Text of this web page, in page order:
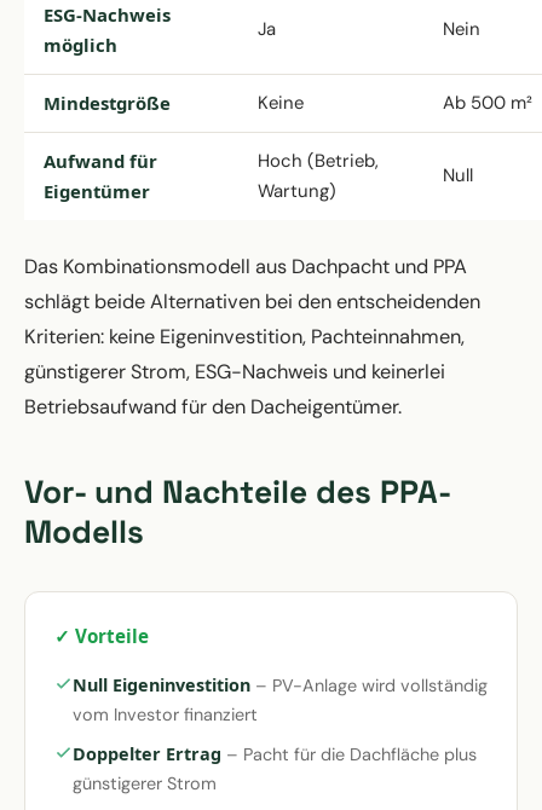
ESG-Nachweis
möglich
Ja Nein
Mindestgröße Keine Ab 500 m²
Aufwand für
Eigentümer
Hoch (Betrieb,
Wartung)
Null
Das Kombinationsmodell aus Dachpacht und PPA
schlägt beide Alternativen bei den entscheidenden
Kriterien: keine Eigeninvestition, Pachteinnahmen,
günstigerer Strom, ESG-Nachweis und keinerlei
Betriebsaufwand für den Dacheigentümer.
Vor- und Nachteile des PPA-
Modells
✓ Vorteile
Null Eigeninvestition – PV-Anlage wird vollständig
vom Investor finanziert
Doppelter Ertrag – Pacht für die Dachfläche plus
günstigerer Strom